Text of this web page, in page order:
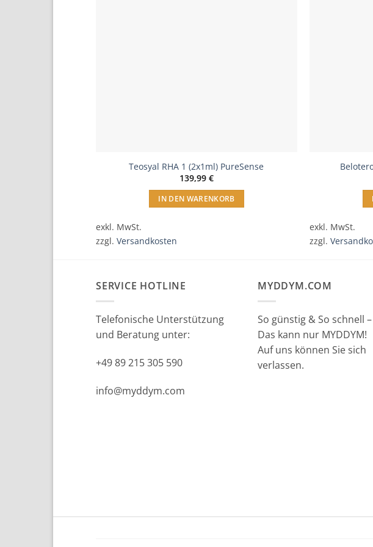
Teosyal RHA 1 (2x1ml) PureSense
139,99 €
IN DEN WARENKORB
exkl. MwSt.
zzgl. Versandkosten
exkl. MwSt.
zzgl.
SERVICE HOTLINE
Telefonische Unterstützung
und Beratung unter:
+49 89 215 305 590
info@myddym.com
MYDDYM.COM
So günstig & So schnell –
Das kann nur MYDDYM!
Auf uns können Sie sich
verlassen.